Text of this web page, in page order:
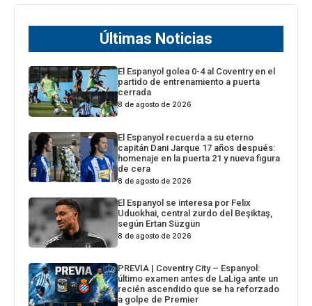
Últimas Noticias
El Espanyol golea 0-4 al Coventry en el
partido de entrenamiento a puerta
cerrada
8 de agosto de 2026
El Espanyol recuerda a su eterno
capitán Dani Jarque 17 años después:
homenaje en la puerta 21 y nueva figura
de cera
8 de agosto de 2026
El Espanyol se interesa por Felix
Uduokhai, central zurdo del Beşiktaş,
según Ertan Süzgün
8 de agosto de 2026
PREVIA | Coventry City – Espanyol:
último examen antes de LaLiga ante un
recién ascendido que se ha reforzado
a golpe de Premier